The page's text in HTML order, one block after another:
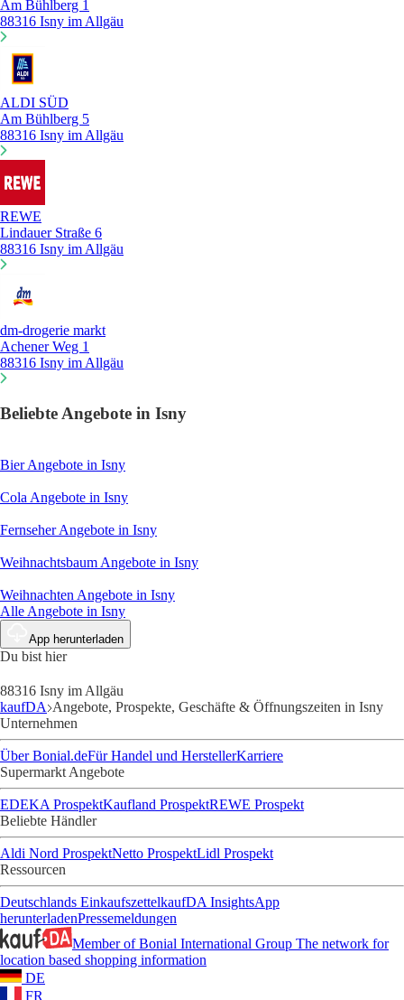
Am Bühlberg 1
88316 Isny im Allgäu
ALDI SÜD
Am Bühlberg 5
88316 Isny im Allgäu
REWE
Lindauer Straße 6
88316 Isny im Allgäu
dm-drogerie markt
Achener Weg 1
88316 Isny im Allgäu
Beliebte Angebote in Isny
BierAngebote in Isny
Cola Angebote in Isny
FernseherAngebote in Isny
Weihnachtsbaum Angebote in Isny
Weihnachten Angebote in Isny
Alle Angebote in Isny
App herunterladen
Du bist hier
88316 Isny im Allgäu
kaufDA Angebote, Prospekte, Geschäfte & Öffnungszeiten in Isny
Unternehmen
Über Bonial.deFür Handel und HerstellerKarriere
Supermarkt Angebote
EDEKA ProspektKaufland ProspektREWE Prospekt
Beliebte Händler
Aldi Nord ProspektNetto ProspektLidl Prospekt
Ressourcen
Deutschlands EinkaufszettelkaufDA InsightsApp
herunterladenPressemeldungen
Member of Bonial International Group The network for
location based shopping information
DE
FR